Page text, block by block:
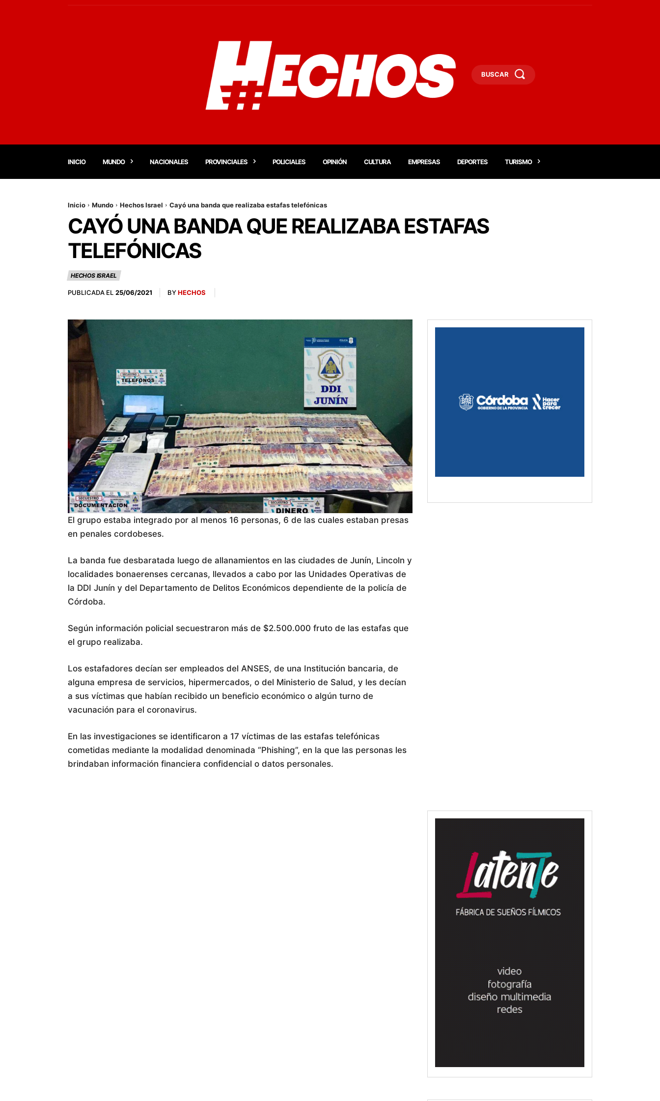
BUSCAR
INICIO MUNDO NACIONALES PROVINCIALES POLICIALES OPINIÓN CULTURA EMPRESAS DEPORTES TURISMO
Inicio Mundo Hechos Israel Cayó una banda que realizaba estafas telefónicas
CAYÓ UNA BANDA QUE REALIZABA ESTAFAS
TELEFÓNICAS
HECHOS ISRAEL
PUBLICADA EL 25/06/2021 BYHECHOS
El grupo estaba integrado por al menos 16 personas, 6 de las cuales estaban presas
en penales cordobeses.
La banda fue desbaratada luego de allanamientos en las ciudades de Junín, Lincoln y
localidades bonaerenses cercanas, llevados a cabo por las Unidades Operativas de
la DDI Junín y del Departamento de Delitos Económicos dependiente de la policía de
Córdoba.
Según información policial secuestraron más de $2.500.000 fruto de las estafas que
el grupo realizaba.
Los estafadores decían ser empleados del ANSES, de una Institución bancaria, de
alguna empresa de servicios, hipermercados, o del Ministerio de Salud, y les decían
a sus víctimas que habían recibido un beneficio económico o algún turno de
vacunación para el coronavirus.
En las investigaciones se identificaron a 17 víctimas de las estafas telefónicas
cometidas mediante la modalidad denominada “Phishing”, en la que las personas les
brindaban información financiera confidencial o datos personales.